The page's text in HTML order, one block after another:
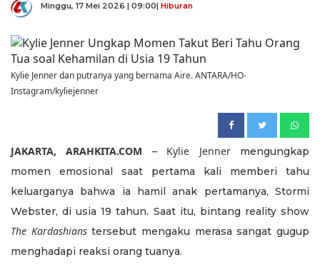
Minggu, 17 Mei 2026 | 09:00| Hiburan
Kylie Jenner dan putranya yang bernama Aire. ANTARA/HO-
Instagram/kyliejenner
JAKARTA, ARAHKITA.COM – Kylie Jennermengungkap
momen emosional saat pertama kali memberi tahu
keluarganya bahwa ia hamil anak pertamanya, Stormi
Webster, di usia 19 tahun. Saat itu, bintang reality show
The Kardashianstersebut mengaku merasa sangat gugup
menghadapi reaksi orang tuanya.